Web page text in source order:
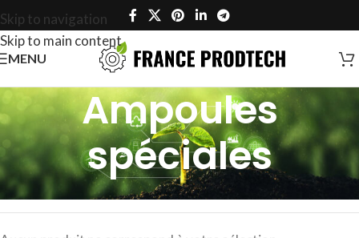
Skip to navigation
Skip to main content
MENU
Ampoules
spéciales
Accueil Éclairage/Ampoules/Ampoules spéciales